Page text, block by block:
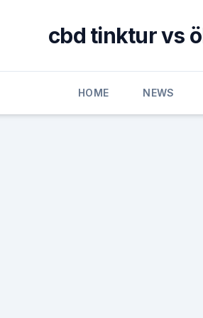
cbd tinktur vs
HOME NEWS